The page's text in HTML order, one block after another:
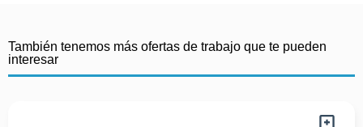
También tenemos más ofertas de trabajo que te pueden
interesar